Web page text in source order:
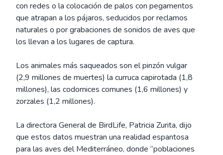
con redes o la colocación de palos con pegamentos
que atrapan a los pájaros, seducidos por reclamos
naturales o por grabaciones de sonidos de aves que
los llevan a los lugares de captura.
Los animales más saqueados son el pinzón vulgar
(2,9 millones de muertes) la curruca capirotada (1,8
millones), las codornices comunes (1,6 millones) y
zorzales (1,2 millones).
La directora General de BirdLife, Patricia Zurita, dijo
que estos datos muestran una realidad espantosa
para las aves del Mediterráneo, donde “poblaciones